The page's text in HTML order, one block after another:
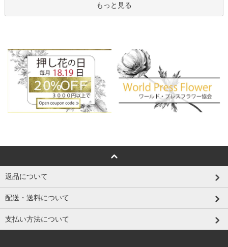
もっと見る
返品について
配送・送料について
支払い方法について